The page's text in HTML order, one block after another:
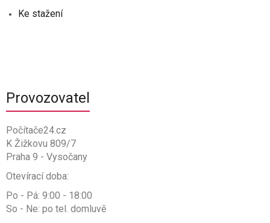
Ke stažení
Provozovatel
Počítače24.cz
K Žižkovu 809/7
Praha 9 - Vysočany
Otevírací doba:
Po - Pá: 9:00 - 18:00
So - Ne: po tel. domluvě